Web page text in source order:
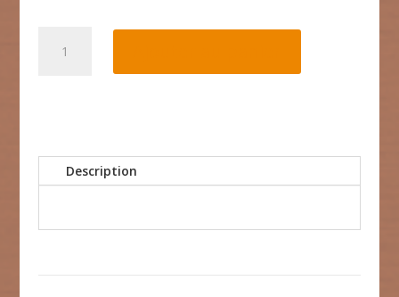
les
saisons
Description